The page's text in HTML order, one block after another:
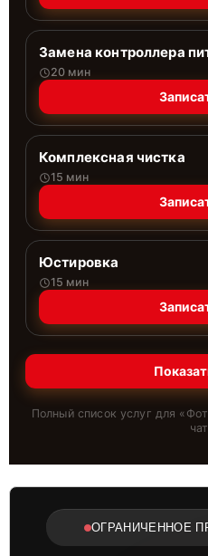
Замена контроллера
20 мин
Комплексная чистка
15 мин
Юстировка
15 мин
Полный список услуг для «
ОГРАНИЧЕННОЕ